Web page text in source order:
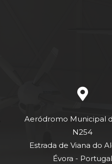
Aeródromo Municipal
N254
Estrada de Viana do
Évora - Portugal